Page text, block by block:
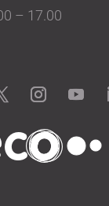
– 17.00